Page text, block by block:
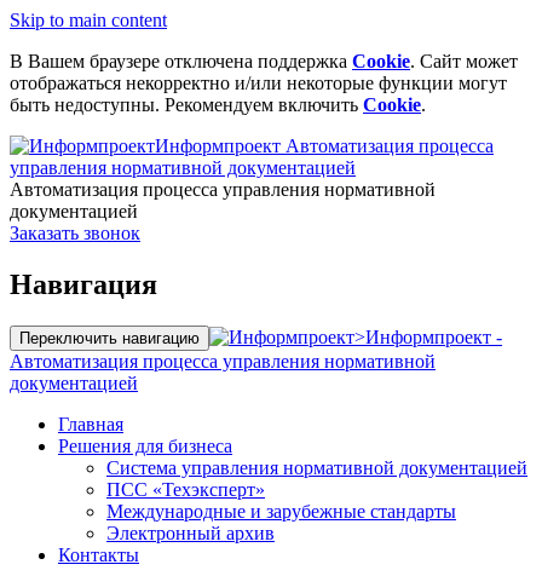
Skip to main content
В Вашем браузере отключена поддержка Cookie. Сайт может
отображаться некорректно и/или некоторые функции могут
быть недоступны. Рекомендуем включить Cookie.
Информпроект Автоматизация процесса
управления нормативной документацией
Автоматизация процесса управления нормативной
документацией
Заказать звонок
Навигация
Переключить навигацию >Информпроект -
Автоматизация процесса управления нормативной
документацией
Главная
Решения для бизнеса
Система управления нормативной документацией
ПСС «Техэксперт»
Международные и зарубежные стандарты
Электронный архив
Контакты